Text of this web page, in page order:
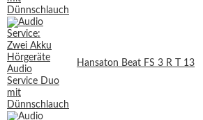
Hansaton Beat FS 3 R T 13